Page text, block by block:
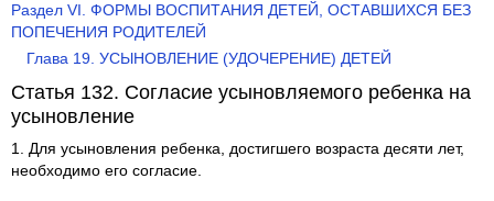
Раздел VI. ФОРМЫ ВОСПИТАНИЯ ДЕТЕЙ, ОСТАВШИХСЯ БЕЗ
ПОПЕЧЕНИЯ РОДИТЕЛЕЙ
Глава 19. УСЫНОВЛЕНИЕ (УДОЧЕРЕНИЕ) ДЕТЕЙ
Статья 132. Согласие усыновляемого ребенка на
усыновление
1. Для усыновления ребенка, достигшего возраста десяти лет,
необходимо его согласие.